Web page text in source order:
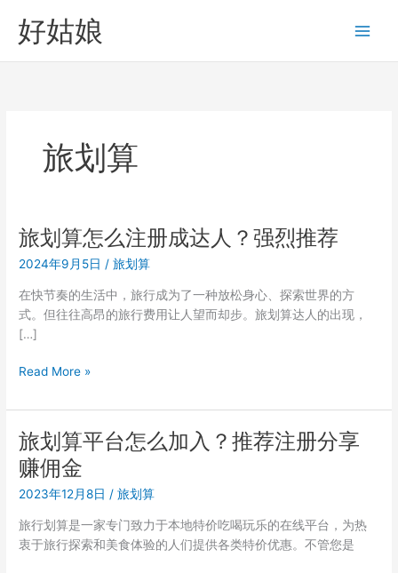
好姑娘
旅划算
旅划算怎么注册成达人？强烈推荐
2024年9月5日 /旅划算
在快节奏的生活中，旅行成为了一种放松身心、探索世界的方
式。但往往高昂的旅行费用让人望而却步。旅划算达人的出现，
[…]
旅
算
怎
么
注
册
达
人？
Read More »
旅划算平台怎么加入？推荐注册分享
赚佣金
2023年12月8日 /旅划算
旅行划算是一家专门致力于本地特价吃喝玩乐的在线平台，为热
衷于旅行探索和美食体验的人们提供各类特价优惠。不管您是